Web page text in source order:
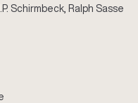
Schirmbeck, Ralph Sasse